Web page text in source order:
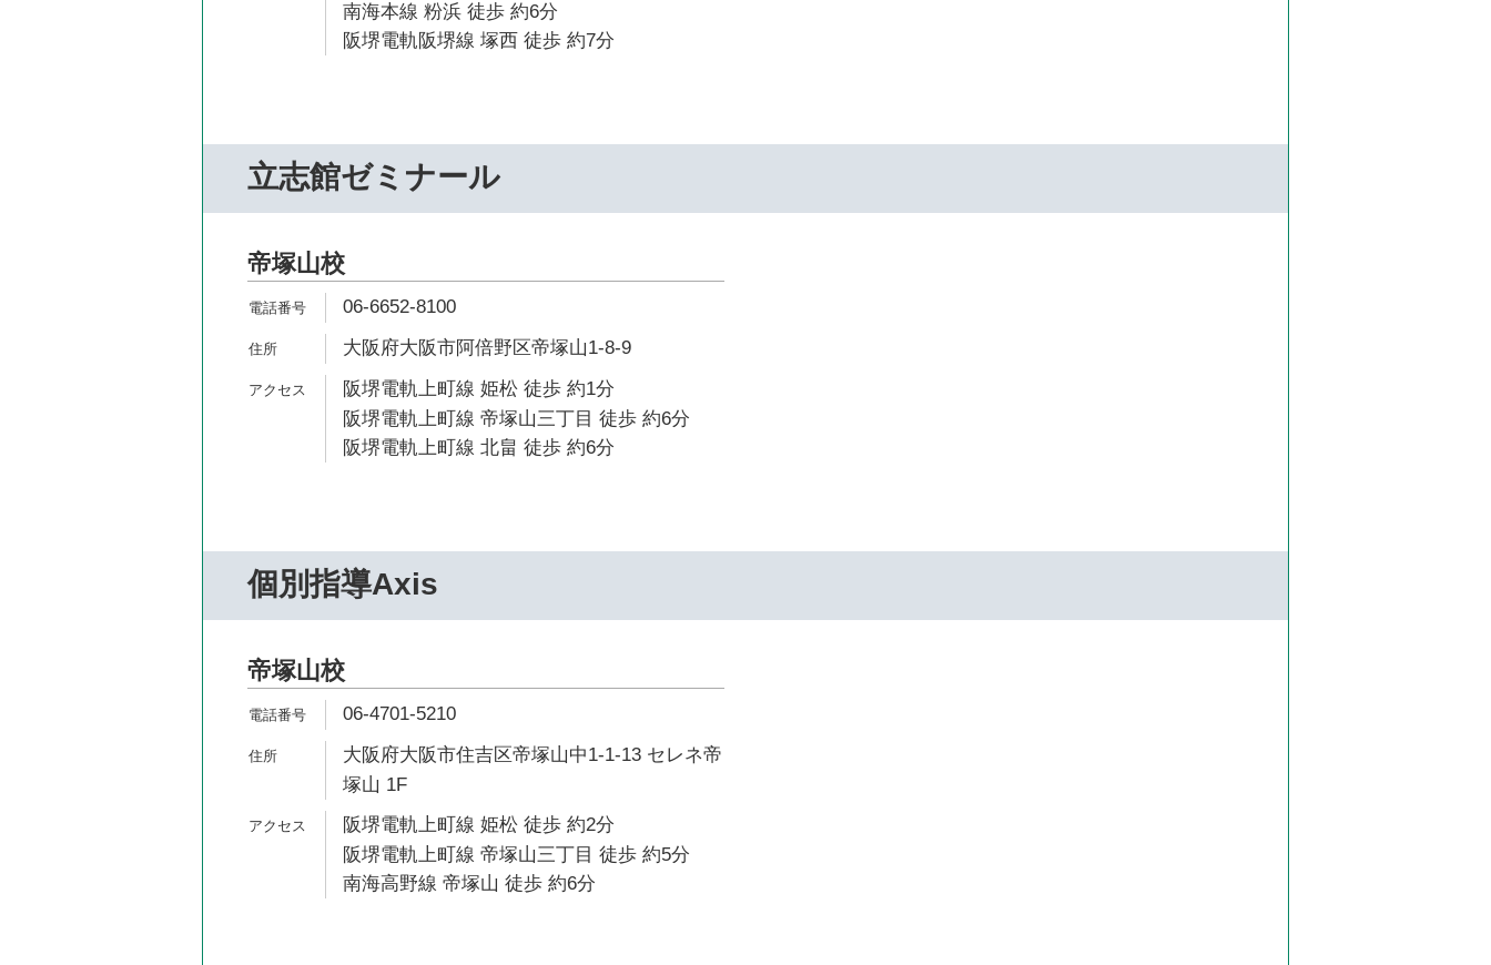
南海本線 粉浜 徒歩 約6分
阪堺電軌阪堺線 塚西 徒歩 約7分
立志館ゼミナール
帝塚山校
06-6652-8100
大阪府大阪市阿倍野区帝塚山1-8-9
阪堺電軌上町線 姫松 徒歩 約1分
阪堺電軌上町線 帝塚山三丁目 徒歩 約6分
阪堺電軌上町線 北畠 徒歩 約6分
個別指導Axis
帝塚山校
06-4701-5210
大阪府大阪市住吉区帝塚山中1-1-13 セレネ帝
塚山 1F
阪堺電軌上町線 姫松 徒歩 約2分
阪堺電軌上町線 帝塚山三丁目 徒歩 約5分
南海高野線 帝塚山 徒歩 約6分